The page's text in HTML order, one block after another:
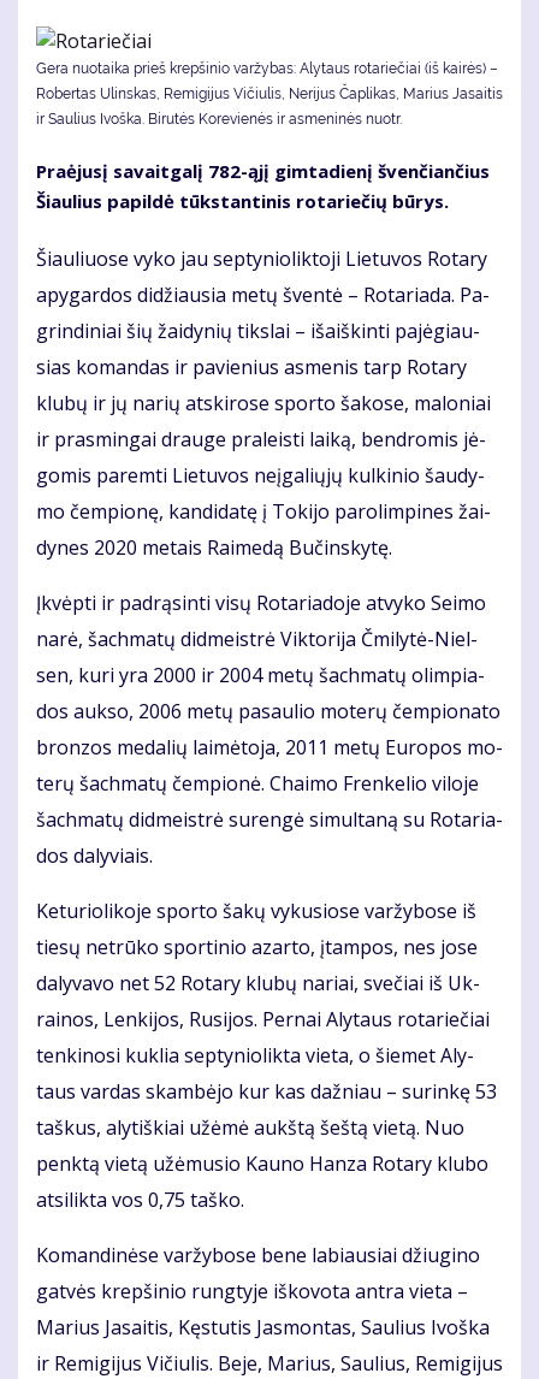
Gera nuotaika prieš krepšinio varžybas: Alytaus rotariečiai (iš kairės) –
Robertas Ulinskas, Remigijus Vičiulis, Nerijus Čaplikas, Marius Jasaitis
ir Saulius Ivoška. Bi­ru­tės Ko­re­vie­nės ir as­me­ni­nės nuotr.
Pra­ėju­sį sa­vait­ga­lį 782-ąjį gim­ta­die­nį šven­čian­čius
Šiau­lius pa­pil­dė tūks­tan­ti­nis ro­ta­rie­čių bū­rys.
Šiau­liuo­se vy­ko jau sep­ty­nio­lik­to­ji Lie­tu­vos Ro­ta­ry
apy­gar­dos di­džiau­sia me­tų šven­tė – Ro­ta­ria­da. Pa­
grin­di­niai šių žai­dy­nių tiks­lai – iš­aiš­kin­ti pa­jė­giau­
sias ko­man­das ir pa­vie­nius as­me­nis tarp Ro­ta­ry
klu­bų ir jų na­rių at­ski­ro­se spor­to ša­ko­se, ma­lo­niai
ir pra­smin­gai drau­ge pra­leis­ti lai­ką, ben­dro­mis jė­
go­mis pa­rem­ti Lie­tu­vos ne­įga­lių­jų kul­ki­nio šau­dy­
mo čem­pio­nę, kan­di­da­tę į To­ki­jo pa­ro­lim­pi­nes žai­
dy­nes 2020 me­tais Rai­me­dą Bu­čins­ky­tę.
Įkvėp­ti ir pa­drą­sin­ti vi­sų Ro­ta­ria­do­je at­vy­ko Sei­mo
na­rė, šach­ma­tų did­meist­rė Vik­to­ri­ja Čmi­ly­tė-Niel­
sen, ku­ri yra 2000 ir 2004 me­tų šach­ma­tų olim­pia­
dos auk­so, 2006 me­tų pa­sau­lio mo­te­rų čem­pio­na­to
bron­zos me­da­lių lai­mė­to­ja, 2011 me­tų Eu­ro­pos mo­
te­rų šach­ma­tų čem­pio­nė. Chai­mo Fren­ke­lio vi­lo­je
šach­ma­tų did­meist­rė su­ren­gė si­mul­ta­ną su Ro­ta­ria­
dos da­ly­viais.
Ke­tu­rio­li­ko­je spor­to ša­kų vy­ku­sio­se var­žy­bo­se iš
tie­sų ne­trū­ko spor­ti­nio azar­to, įtam­pos, nes jo­se
da­ly­va­vo net 52 Ro­ta­ry klu­bų na­riai, sve­čiai iš Uk­
rai­nos, Len­ki­jos, Ru­si­jos. Per­nai Aly­taus ro­ta­rie­čiai
ten­ki­no­si kuk­lia sep­ty­nio­lik­ta vie­ta, o šie­met Aly­
taus var­das skam­bė­jo kur kas daž­niau – su­rin­kę 53
taš­kus, aly­tiš­kiai už­ėmė aukš­tą šeš­tą vie­tą. Nuo
penk­tą vie­tą už­ėmu­sio Kau­no Han­za Ro­ta­ry klu­bo
at­si­lik­ta vos 0,75 taš­ko.
Ko­man­di­nė­se var­žy­bo­se be­ne la­biau­siai džiu­gi­no
gat­vės krep­ši­nio rung­ty­je iš­ko­vo­ta an­tra vie­ta –
Ma­rius Ja­sai­tis, Kęs­tu­tis Jas­mon­tas, Sau­lius Ivoš­ka
ir Re­mi­gi­jus Vi­čiu­lis. Be­je, Ma­rius, Sau­lius, Re­mi­gi­jus